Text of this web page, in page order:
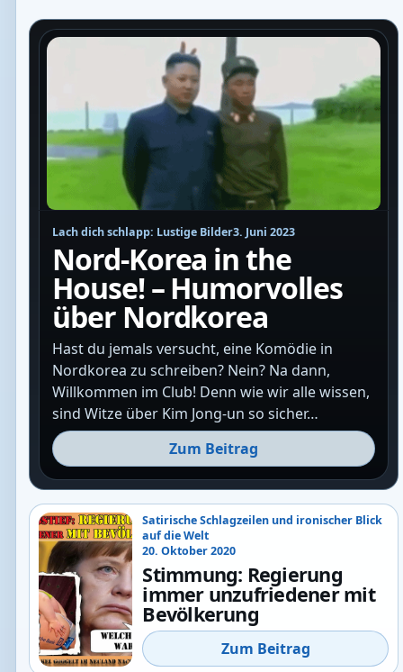
Lach dich schlapp: Lustige Bilder3. Juni 2023
Nord-Korea in the
House! – Humorvolles
über Nordkorea
Hast du jemals versucht, eine Komödie in
Nordkorea zu schreiben? Nein? Na dann,
Willkommen im Club! Denn wie wir alle wissen,
sind Witze über Kim Jong-un so sicher…
Zum Beitrag
Satirische Schlagzeilen und ironischer Blick
auf die Welt
20. Oktober 2020
Stimmung: Regierung
immer unzufriedener mit
Bevölkerung
Zum Beitrag